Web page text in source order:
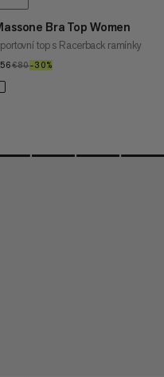
Bra Top Women
top s Racerback ramínky
€56
€80€80
–30%